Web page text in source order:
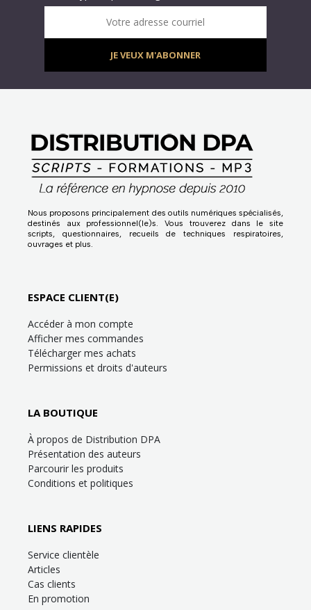
Infolettre : obtenez un MP3 d’hypnose gratuit !
Votre adresse courriel
JE VEUX M'ABONNER
Nous proposons principalement des outils numériques spécialisés,
destinés aux professionnel(le)s. Vous trouverez dans le site
scripts, questionnaires, recueils de techniques respiratoires,
ouvrages et plus.
ESPACE CLIENT(E)
Accéder à mon compte
Afficher mes commandes
Télécharger mes achats
Permissions et droits d'auteurs
LA BOUTIQUE
À propos de Distribution DPA
Présentation des auteurs
Parcourir les produits
Conditions et politiques
LIENS RAPIDES
Service clientèle
Articles
Cas clients
En promotion